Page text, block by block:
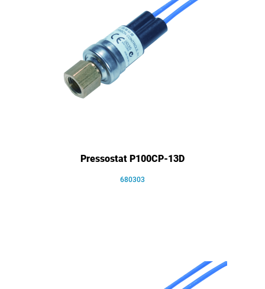
Pressostat P100CP-13D
680303